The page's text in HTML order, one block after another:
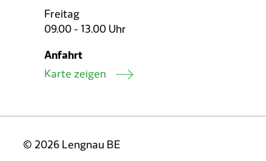
Freitag
09.00 - 13.00 Uhr
Anfahrt
Karte zeigen
© 2026 Lengnau BE